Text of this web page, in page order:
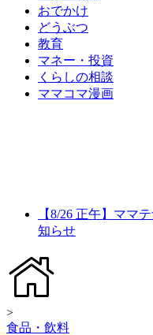
おでかけ
どうぶつ
教育
マネー・投資
くらしの相談
ママコマ漫画
【8/26 正午】ママ
知らせ
>
食品・飲料